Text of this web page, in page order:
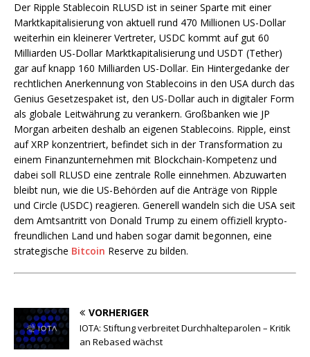
Der Ripple Stablecoin RLUSD ist in seiner Sparte mit einer
Marktkapitalisierung von aktuell rund 470 Millionen US-Dollar
weiterhin ein kleinerer Vertreter, USDC kommt auf gut 60
Milliarden US-Dollar Marktkapitalisierung und USDT (Tether)
gar auf knapp 160 Milliarden US-Dollar. Ein Hintergedanke der
rechtlichen Anerkennung von Stablecoins in den USA durch das
Genius Gesetzespaket ist, den US-Dollar auch in digitaler Form
als globale Leitwährung zu verankern. Großbanken wie JP
Morgan arbeiten deshalb an eigenen Stablecoins. Ripple, einst
auf XRP konzentriert, befindet sich in der Transformation zu
einem Finanzunternehmen mit Blockchain-Kompetenz und
dabei soll RLUSD eine zentrale Rolle einnehmen. Abzuwarten
bleibt nun, wie die US-Behörden auf die Anträge von Ripple
und Circle (USDC) reagieren. Generell wandeln sich die USA seit
dem Amtsantritt von Donald Trump zu einem offiziell krypto-
freundlichen Land und haben sogar damit begonnen, eine
strategische Bitcoin Reserve zu bilden.
VORHERIGER
IOTA: Stiftung verbreitet Durchhalteparolen – Kritik
an Rebased wächst